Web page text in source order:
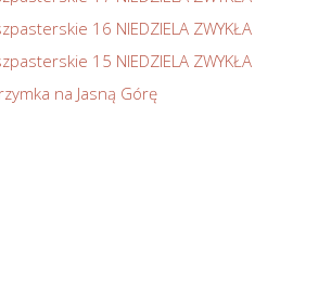
16 NIEDZIELA ZWYKŁA
15 NIEDZIELA ZWYKŁA
na Jasną Górę